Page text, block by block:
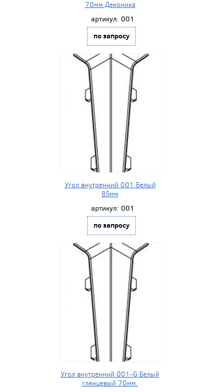
70мм Деконика
артикул: 001
по запросу
Угол внутренний 001 Белый
85мм
артикул: 001
по запросу
Угол внутренний 001-G Белый
глянцевый 70мм.